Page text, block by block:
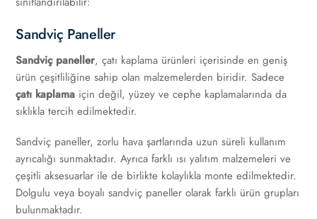
Sandviç Paneller
Sandviç paneller, çatı kaplama ürünleri içerisinde en geniş
ürün çeşitliliğine sahip olan malzemelerden biridir. Sadece
çatı kaplama için değil, yüzey ve cephe kaplamalarında da
sıklıkla tercih edilmektedir.
Sandviç paneller, zorlu hava şartlarında uzun süreli kullanım
ayrıcalığı sunmaktadır. Ayrıca farklı ısı yalıtım malzemeleri ve
çeşitli aksesuarlar ile de birlikte kolaylıkla monte edilmektedir.
Dolgulu veya boyalı sandviç paneller olarak farklı ürün grupları
bulunmaktadır.